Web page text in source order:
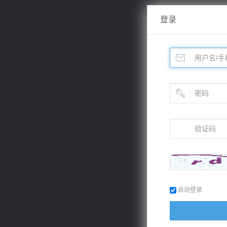
登录
自动登录